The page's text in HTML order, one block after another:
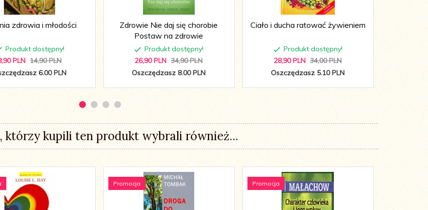
zdrowia i młodości
Produkt dostępny!
90 PLN 14,90 PLN
6.00 PLN
Zdrowie Nie daj się chorobie
Postaw na zdrowie
Produkt dostępny!
26,90 PLN 34,90 PLN
Oszczędzasz 8.00 PLN
Ciało i ducha ratować żywieniem
Produkt dostępny!
28,90 PLN 34,00 PLN
Oszczędzasz 5.10 PLN
którzy kupili ten produkt wybrali również...
Promocja Promocja